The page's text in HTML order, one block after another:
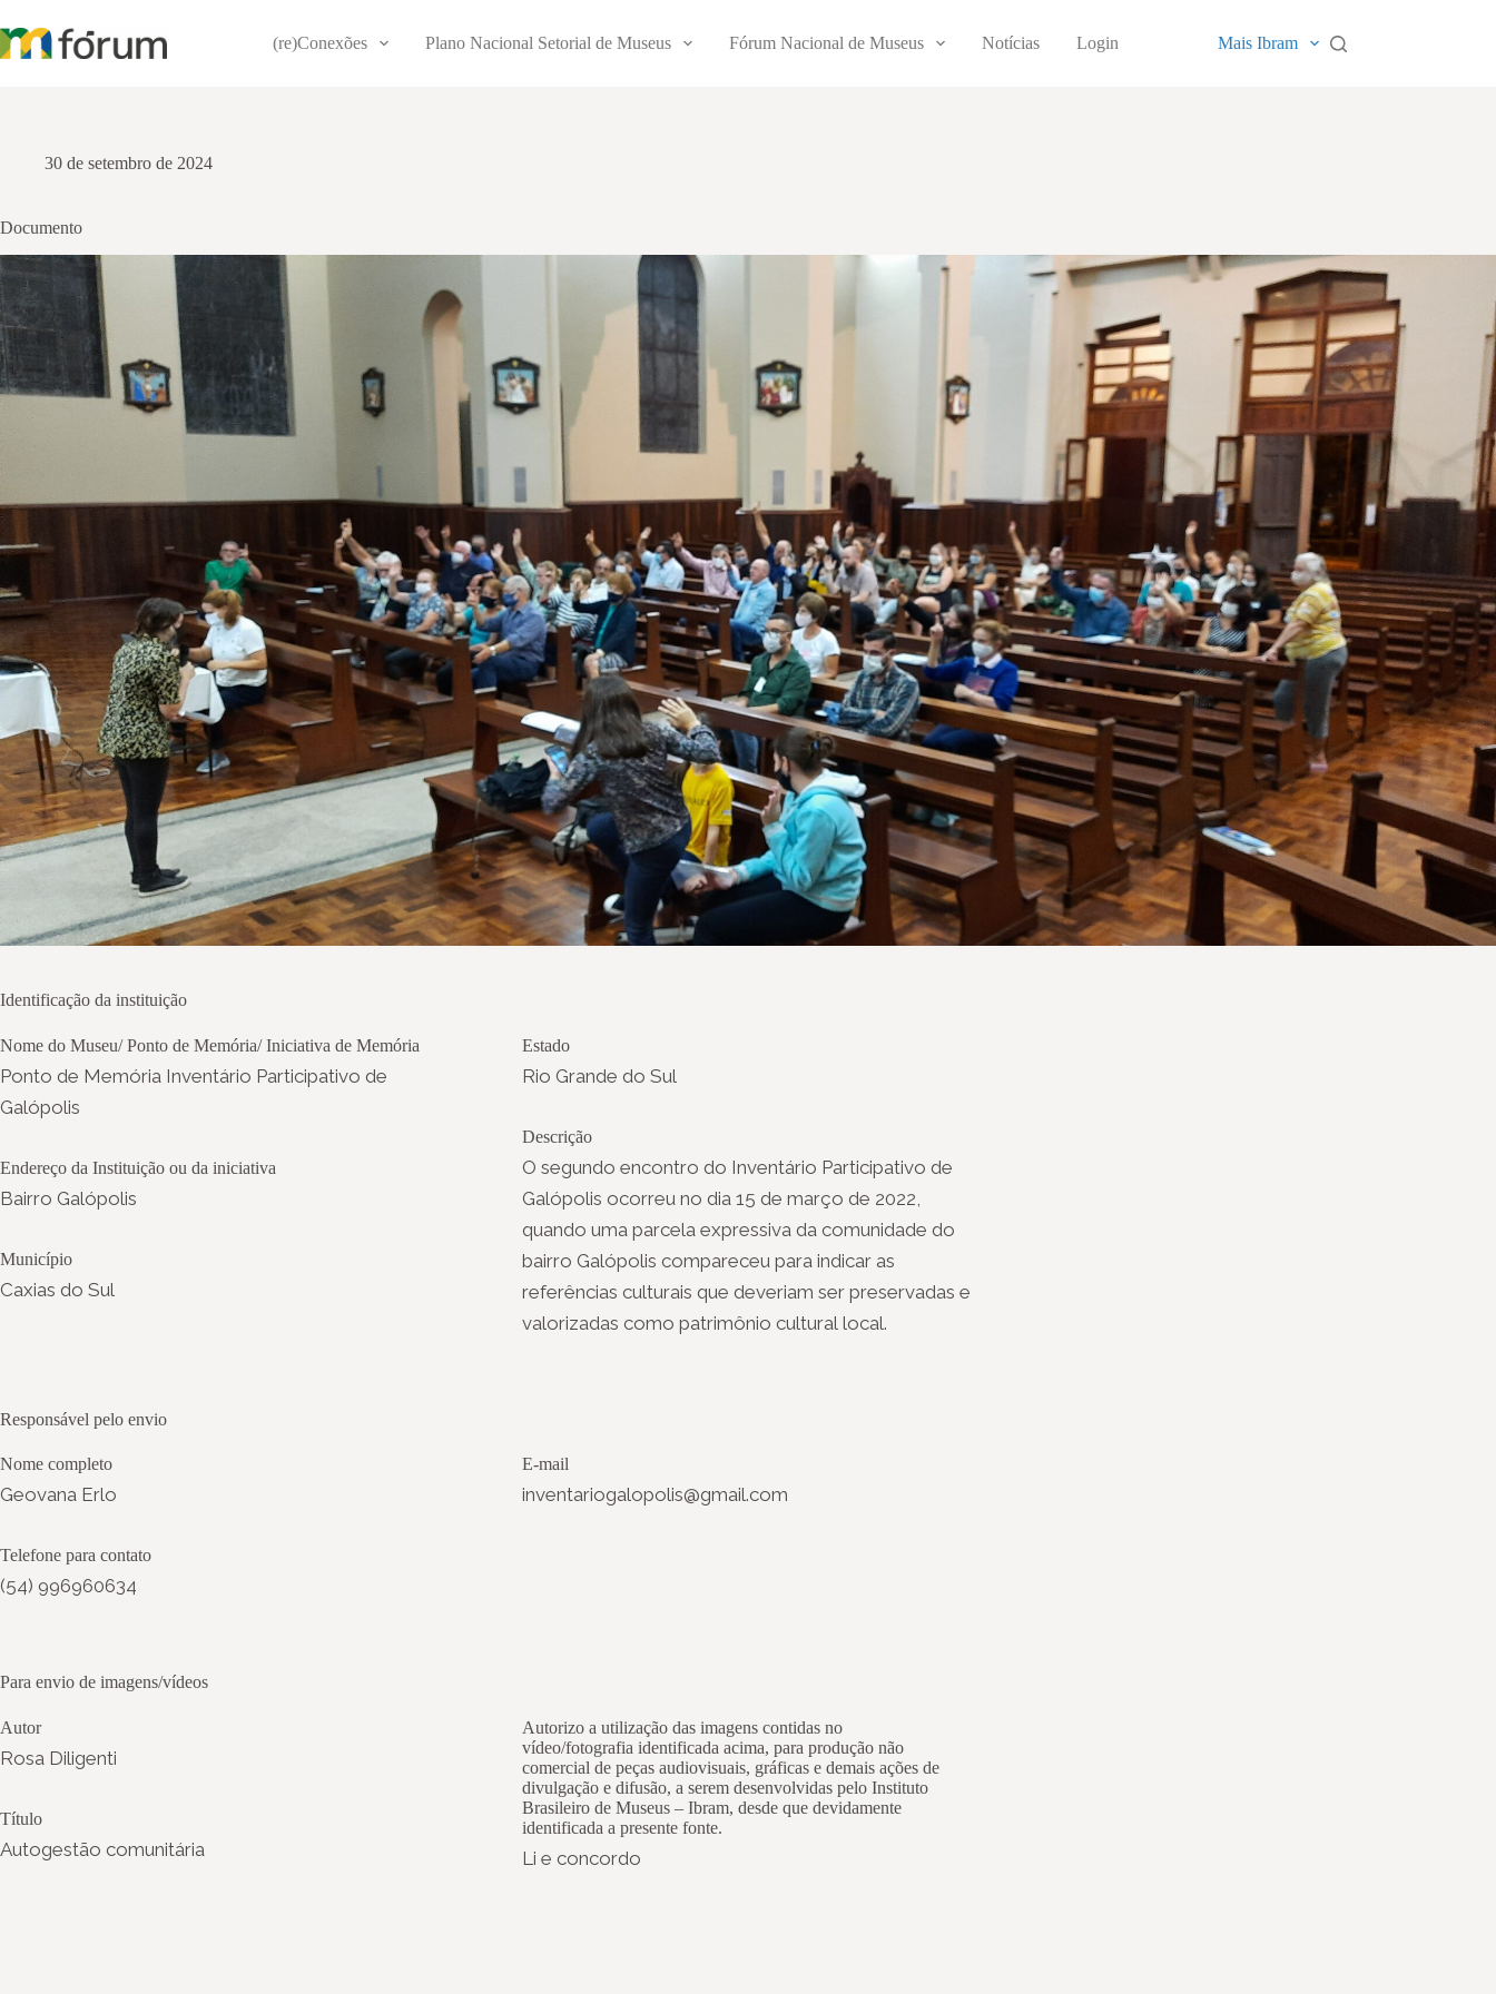
para
o
(re)Conexões Plano Nacional Setorial de Museus Fórum Nacional de Museus Notícias Login Mais Ibram
30 de setembro de 2024
Documento
Identificação da instituição
Nome do Museu/ Ponto de Memória/ Iniciativa de Memória
Ponto de Memória Inventário Participativo de
Galópolis
Endereço da Instituição ou da iniciativa
Bairro Galópolis
Município
Caxias do Sul
Estado
Rio Grande do Sul
Descrição
O segundo encontro do Inventário Participativo de
Galópolis ocorreu no dia 15 de março de 2022,
quando uma parcela expressiva da comunidade do
bairro Galópolis compareceu para indicar as
referências culturais que deveriam ser preservadas e
valorizadas como patrimônio cultural local.
Responsável pelo envio
Nome completo
Geovana Erlo
Telefone para contato
(54) 996960634
E-mail
inventariogalopolis@gmail.com
Para envio de imagens/vídeos
Autor
Rosa Diligenti
Título
Autogestão comunitária
Autorizo a utilização das imagens contidas no
vídeo/fotografia identificada acima, para produção não
comercial de peças audiovisuais, gráficas e demais ações de
divulgação e difusão, a serem desenvolvidas pelo Instituto
Brasileiro de Museus – Ibram, desde que devidamente
identificada a presente fonte.
Li e concordo